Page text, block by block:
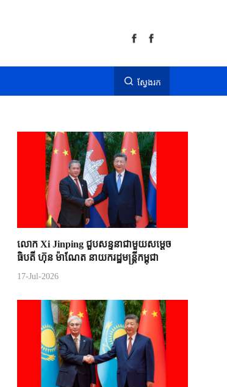
ស្វែងរក
លោក Xi Jinping ជួបសន្ទនាជាមួយសម្តេច
ធិបតី ហ៊ុន ម៉ាណែត នាយករដ្ឋមន្ត្រីកម្ពុជា
17-Jul-2026